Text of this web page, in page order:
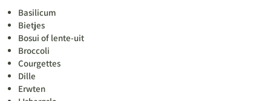
Basilicum
Bietjes
Bosui of lente-uit
Broccoli
Courgettes
Dille
Erwten